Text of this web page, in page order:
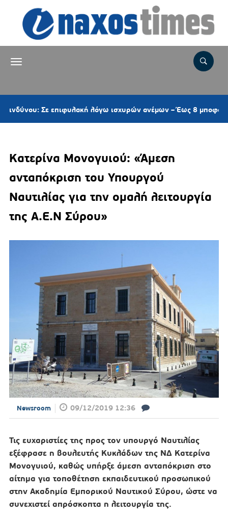
Σε επιφυλακή λόγω ισχυρών ανέμων – Έως 8 μποφόρ στις
Κατερίνα Μονογυιού: «Άμεση
ανταπόκριση του Υπουργού
Ναυτιλίας για την ομαλή λειτουργία
της Α.Ε.Ν Σύρου»
Newsroom 09/12/2019 12:36
Τις ευχαριστίες της προς τον υπουργό Ναυτιλίας
εξέφρασε η βουλευτής Κυκλάδων της ΝΔ Κατερίνα
Μονογυιού, καθώς υπήρξε άμεση ανταπόκριση στο
αίτημα για τοποθέτηση εκπαιδευτικού προσωπικού
στην Ακαδημία Εμπορικού Ναυτικού Σύρου, ώστε να
συνεχιστεί απρόσκοπτα η λειτουργία της.